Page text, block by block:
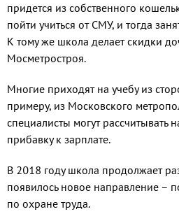
придется из собственного
пойти учиться от СМУ, и тогда
К тому же школа дела­ет скидки
Мосметростроя.
Многие приходят на учебу из
приме­ру, из Московского
специалисты могут рассчитывать
прибавку к зарплате.
В 2018 году школа продолжает
появилось новое направление –
по охране труда.